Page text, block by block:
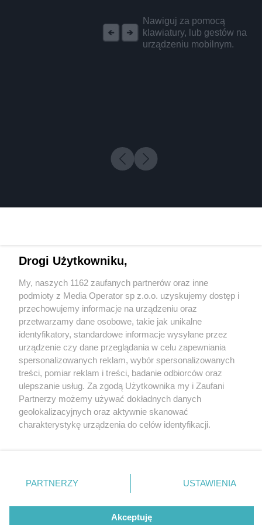
Nawiguj za pomocą
klawiatury, lub gestów na
urządzeniu mobilnym.
2 / 0
Wydawca mediów lokalnych
Nie zapomnij
zapoznać się z:
polityką prywatności regulamin korzystania z portali
Twojemiasto
Piekary Śląskie
Chorzów
Tarnowskie Góry
Gliwice
Skontakuj sięz nami
Kontakt
Wydawca
Redakcja
Drogi Użytkowniku,
My, naszych 1162 zaufanych partnerów oraz inne
podmioty z Media Operator sp z.o.o. uzyskujemy dostęp i
przechowujemy informacje na urządzeniu oraz
przetwarzamy dane osobowe, takie jak unikalne
identyfikatory, standardowe informacje wysyłane przez
urządzenie czy dane przeglądania w celu zapewniania
spersonalizowanych reklam, wybór spersonalizowanych
treści, pomiar reklam i treści, badanie odbiorców oraz
ulepszanie usług. Za zgodą Użytkownika my i Zaufani
Partnerzy możemy używać dokładnych danych
geolokalizacyjnych oraz aktywnie skanować
charakterystykę urządzenia do celów identyfikacji.
zmienić/wycofać klikając przycisk ustawień prywatności
znajdujący się w lewym dolnym rogu strony
rodzaje przetwarzania danych nie wymagają zgody
użytkownika, ale masz prawo sprzeciwić się takiemu
PARTNERZY USTAWIENIA
Akceptuję